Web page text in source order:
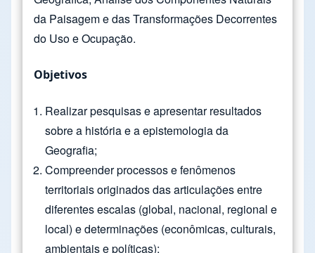
da Paisagem e das Transformações Decorrentes
do Uso e Ocupação.
Objetivos
Realizar pesquisas e apresentar resultados
sobre a história e a epistemologia da
Geografia;
Compreender processos e fenômenos
territoriais originados das articulações entre
diferentes escalas (global, nacional, regional e
local) e determinações (econômicas, culturais,
ambientais e políticas);